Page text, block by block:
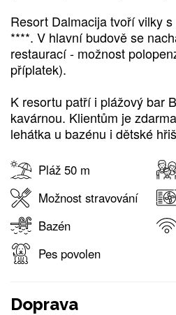
Resort Dalmacija tvoří vilky
****. V hlavní budově se
restaurací - možnost
příplatek).
K resortu patří i plážový bar
kavárnou. Klientům je
lehátka u bazénu i dětské
Pláž 50 m
Možnost stravování
Bazén
Pes povolen
Doprava